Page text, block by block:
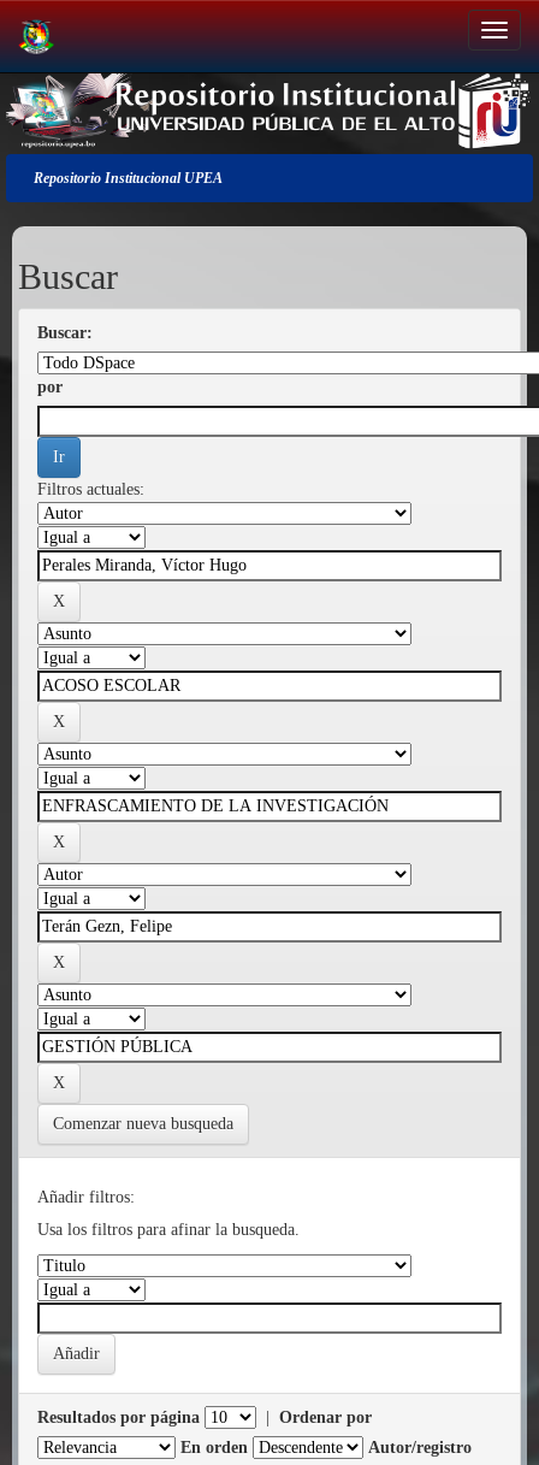
Salir
de
la
navegación
Repositorio Institucional UPEA
Buscar
Buscar:
por
Filtros actuales:
Comenzar nueva busqueda
Añadir filtros:
Usa los filtros para afinar la busqueda.
Resultados por página
Ordenar por
En orden
Autor/registro